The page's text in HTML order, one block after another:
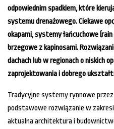
odpowiednim spadkiem, które
systemu drenażowego. Ciekawe
okapami, systemy łańcuchowe
brzegowe z kapinosami.
dachach lub w regionach o niskich
zaprojektowania i dobrego
Tradycyjne systemy rynnowe
podstawowe rozwiązanie w
aktualna architektura i